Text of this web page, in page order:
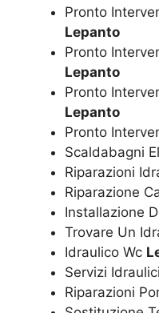
Pronto
Lepanto
Pronto
Lepanto
Pronto
Lepanto
Pronto
Scaldabagni
Riparazioni
Riparazione
Installazione
Trovare Un
Idraulico Wc
Servizi Idraulici
Riparazioni